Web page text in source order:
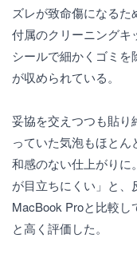
ズレが致命傷になるた
付属のクリーニングキ
シールで細かくゴミ
が収められている。
妥協を交えつつも貼り
っていた気泡もほと
和感のない仕上がりに
が目立ちにくい」と、
MacBook Proと比較し
と高く評価した。